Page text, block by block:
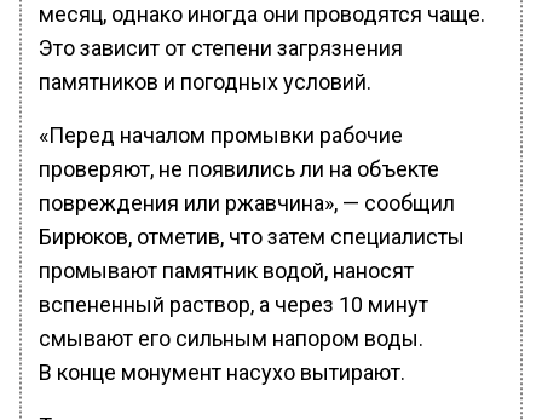
месяц, однако иногда они проводятся чаще.
Это зависит от степени загрязнения
памятников и погодных условий.
«Перед началом промывки рабочие
проверяют, не появились ли на объекте
повреждения или ржавчина», — сообщил
Бирюков, отметив, что затем специалисты
промывают памятник водой, наносят
вспененный раствор, а через 10 минут
смывают его сильным напором воды.
В конце монумент насухо вытирают.